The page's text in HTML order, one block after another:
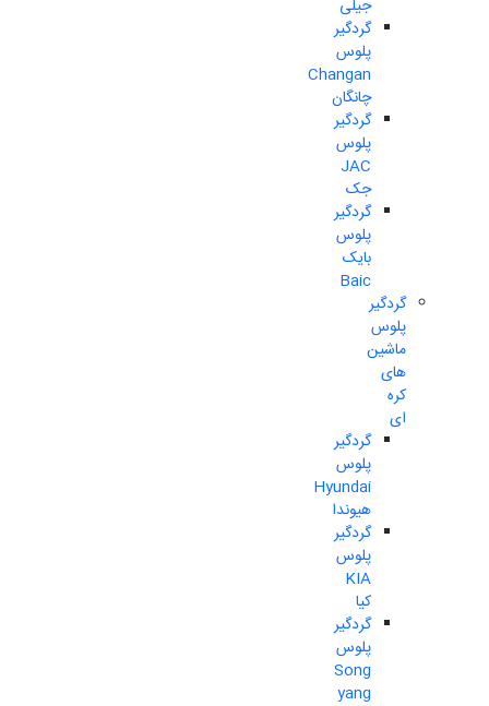
جیلی
گردگیر
پلوس
Changan
چانگان
گردگیر
پلوس
JAC
جک
گردگیر
پلوس
بایک
Baic
گردگیر
پلوس
ماشین
های
کره
ای
گردگیر
پلوس
Hyundai
هیوندا
گردگیر
پلوس
KIA
کیا
گردگیر
پلوس
Song
yang